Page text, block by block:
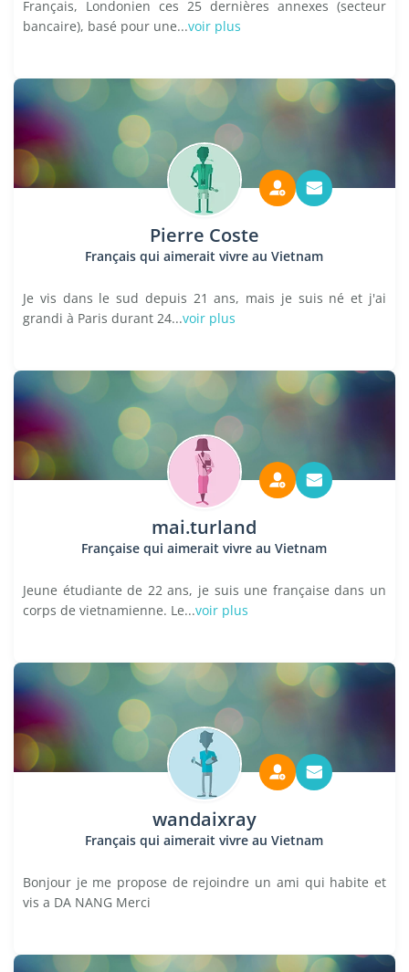
Français, Londonien ces 25 dernières annexes (secteur
bancaire), basé pour une...voir plus
Pierre Coste
Français qui aimerait vivre au Vietnam
Je vis dans le sud depuis 21 ans, mais je suis né et j'ai
grandi à Paris durant 24...voir plus
mai.turland
Française qui aimerait vivre au Vietnam
Jeune étudiante de 22 ans, je suis une française dans un
corps de vietnamienne. Le...voir plus
wandaixray
Français qui aimerait vivre au Vietnam
Bonjour je me propose de rejoindre un ami qui habite et
vis a DA NANG Merci